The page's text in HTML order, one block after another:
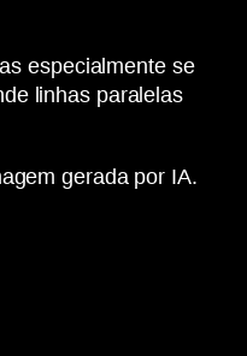
especialmente se
linhas paralelas
gerada por IA.